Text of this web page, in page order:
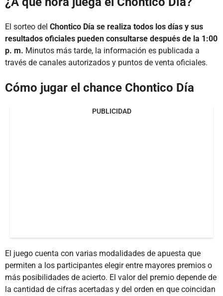
El sorteo del Chontico Día se realiza todos los días y sus
resultados oficiales pueden consultarse después de la 1:00
p. m. Minutos más tarde, la información es publicada a
través de canales autorizados y puntos de venta oficiales.
Cómo jugar el chance Chontico Día
PUBLICIDAD
El juego cuenta con varias modalidades de apuesta que
permiten a los participantes elegir entre mayores premios o
más posibilidades de acierto. El valor del premio depende de
la cantidad de cifras acertadas y del orden en que coincidan